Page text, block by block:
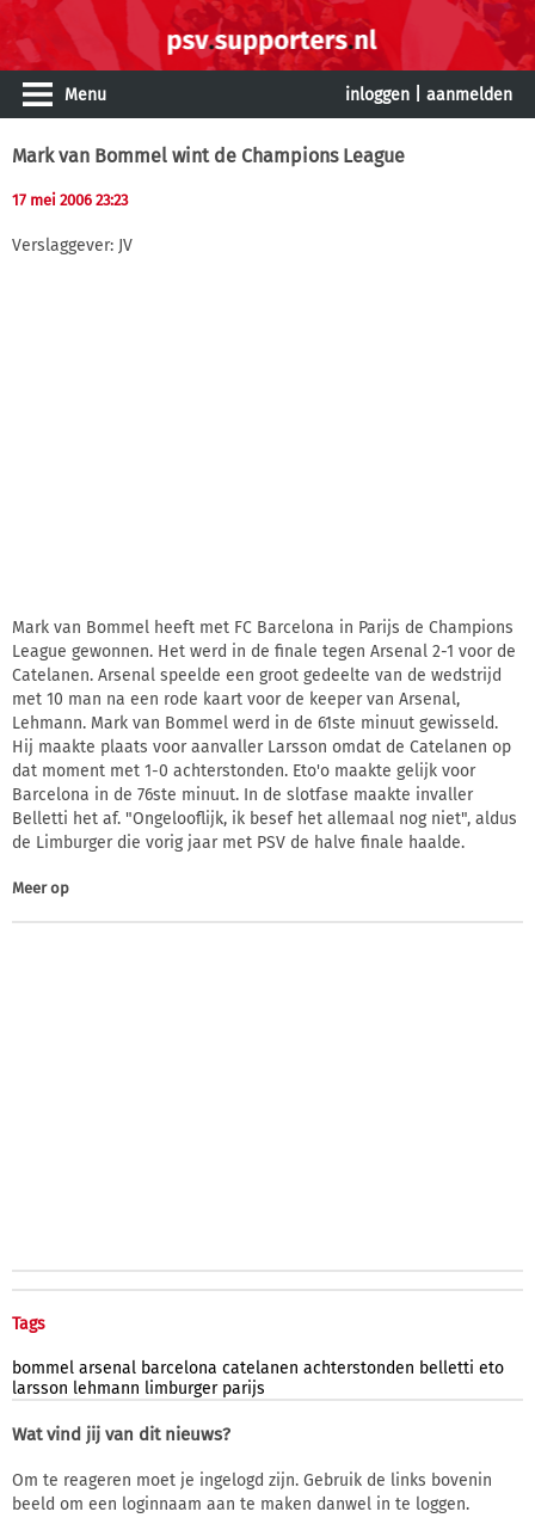
Menu inloggen aanmelden
Mark van Bommel wint de Champions League
17 mei 2006 23:23
Verslaggever: JV
Mark van Bommel heeft met FC Barcelona in Parijs de Champions
League gewonnen. Het werd in de finale tegen Arsenal 2-1 voor de
Catelanen. Arsenal speelde een groot gedeelte van de wedstrijd
met 10 man na een rode kaart voor de keeper van Arsenal,
Lehmann. Mark van Bommel werd in de 61ste minuut gewisseld.
Hij maakte plaats voor aanvaller Larsson omdat de Catelanen op
dat moment met 1-0 achterstonden. Eto'o maakte gelijk voor
Barcelona in de 76ste minuut. In de slotfase maakte invaller
Belletti het af. "Ongelooflijk, ik besef het allemaal nog niet", aldus
de Limburger die vorig jaar met PSV de halve finale haalde.
Meer op
Tags
bommel arsenal barcelona catelanen achterstonden belletti eto
larsson lehmann limburger parijs
Wat vind jij van dit nieuws?
Om te reageren moet je ingelogd zijn. Gebruik de links bovenin
beeld om een loginnaam aan te maken danwel in te loggen.